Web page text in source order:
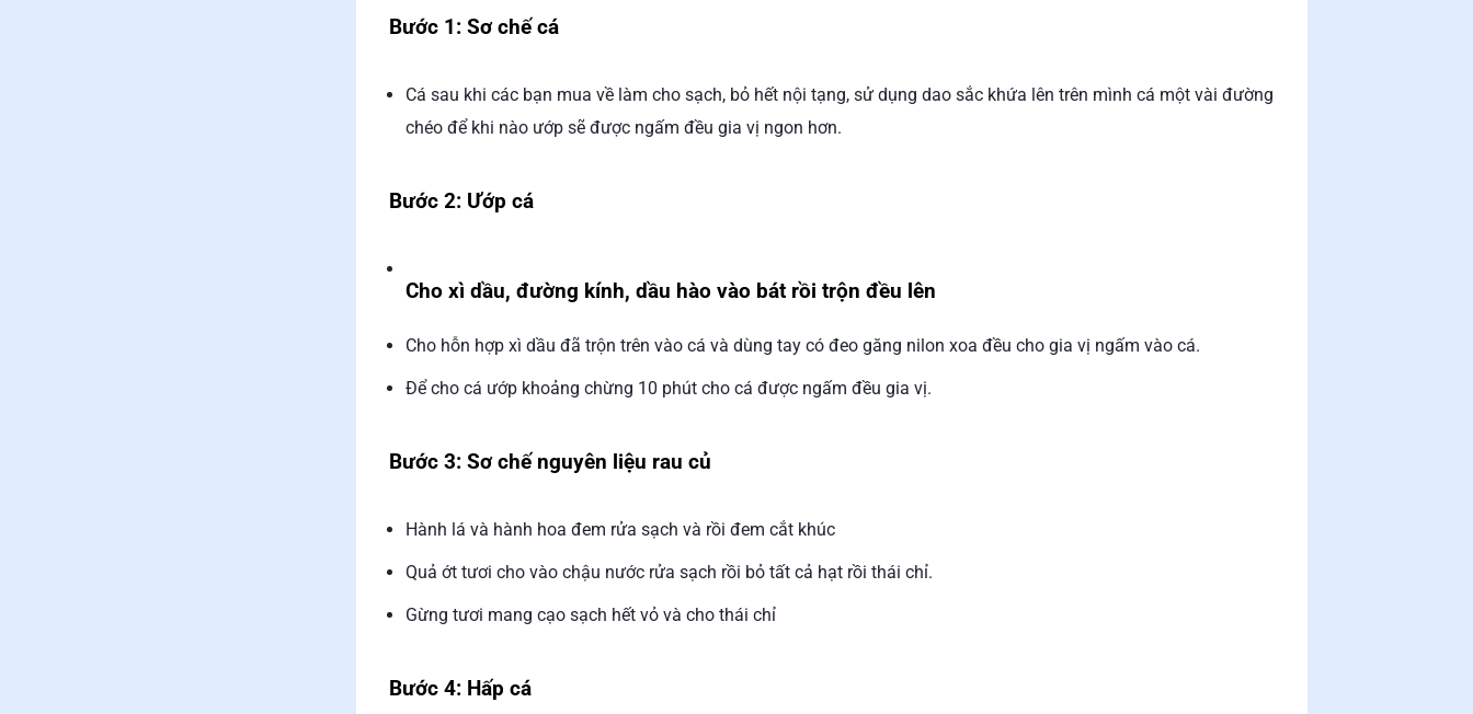
Bước 1: Sơ chế cá
Cá sau khi các bạn mua về làm cho sạch, bỏ hết nội tạng, sử dụng dao sắc khứa lên trên mình cá một vài đường
chéo để khi nào ướp sẽ được ngấm đều gia vị ngon hơn.
Bước 2: Ướp cá
Cho xì dầu, đường kính, dầu hào vào bát rồi trộn đều lên
Cho hỗn hợp xì dầu đã trộn trên vào cá và dùng tay có đeo găng nilon xoa đều cho gia vị ngấm vào cá.
Để cho cá ướp khoảng chừng 10 phút cho cá được ngấm đều gia vị.
Bước 3: Sơ chế nguyên liệu rau củ
Hành lá và hành hoa đem rửa sạch và rồi đem cắt khúc
Quả ớt tươi cho vào chậu nước rửa sạch rồi bỏ tất cả hạt rồi thái chỉ.
Gừng tươi mang cạo sạch hết vỏ và cho thái chỉ
Bước 4: Hấp cá